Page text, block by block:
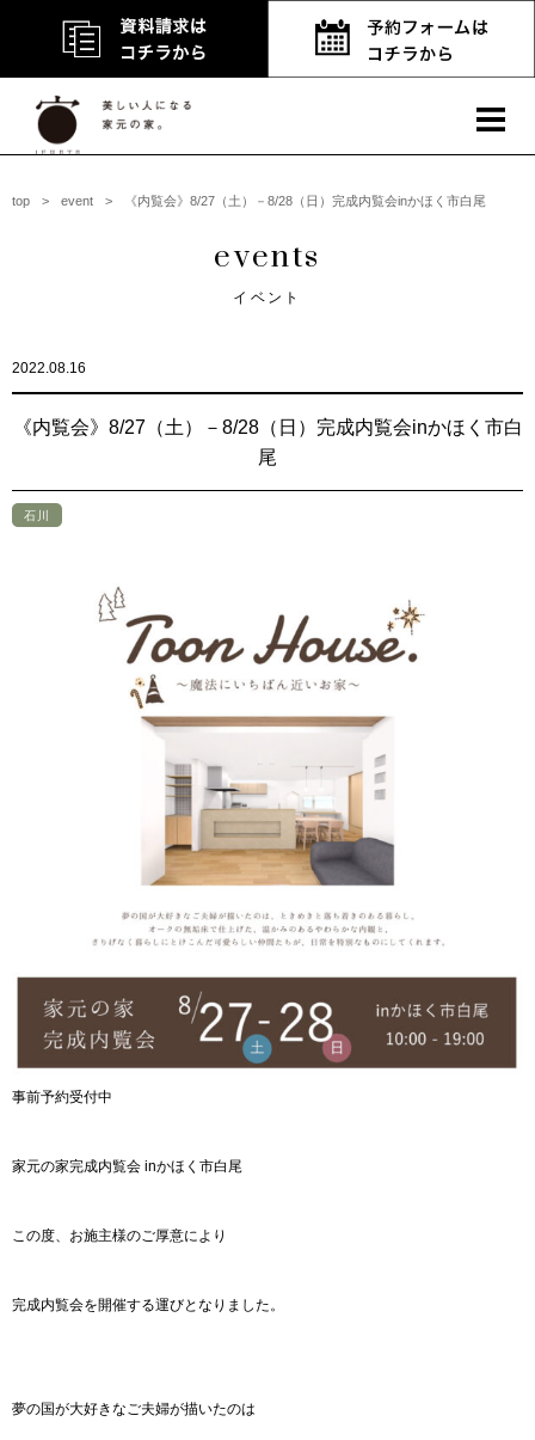
top > event > 《内覧会》8/27（土）－8/28（日）完成内覧会inかほく市白尾
events
イベント
2022.08.16
《内覧会》8/27（土）－8/28（日）完成内覧会inかほく市白
尾
石川
事前予約受付中
家元の家完成内覧会 inかほく市白尾
この度、お施主様のご厚意により
完成内覧会を開催する運びとなりました。
夢の国が大好きなご夫婦が描いたのは